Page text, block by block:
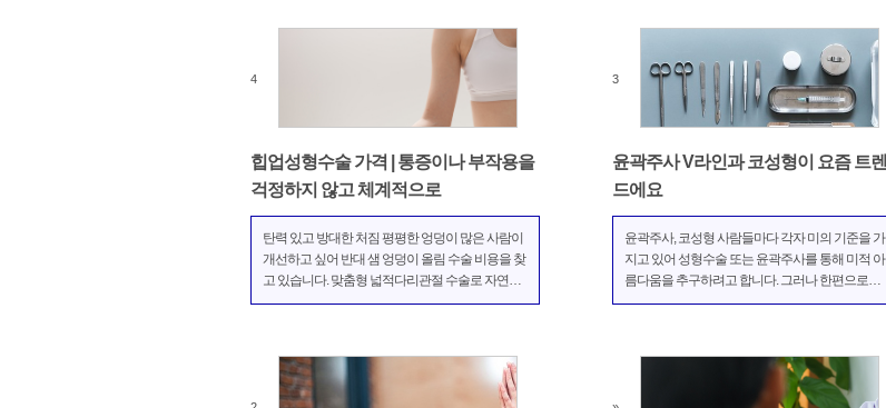
4
힙업성형수술 가격 | 통증이나 부작용을
걱정하지 않고 체계적으로
탄력 있고 방대한 처짐 평평한 엉덩이 많은 사람이
개선하고 싶어 반대 샘 엉덩이 올림 수술 비용을 찾
고 있습니다. 맞춤형 넓적다리관절 수술로 자연스
럽고 균형 잡힌 우리는 그것을 줄로 바꿀 수 있습니
길어지고 몸 비율...
3
윤곽주사 V라인과 코성형이 요즘 트렌
드에요
윤곽주사, 코성형 사람들마다 각자 미의 기준을 가
지고 있어 성형수술 또는 윤곽주사를 통해 미적 아
름다움을 추구하려고 합니다. 그러나 한편으로는
자신만의 개성을 얼굴을 통해 표현하고자 하는 욕